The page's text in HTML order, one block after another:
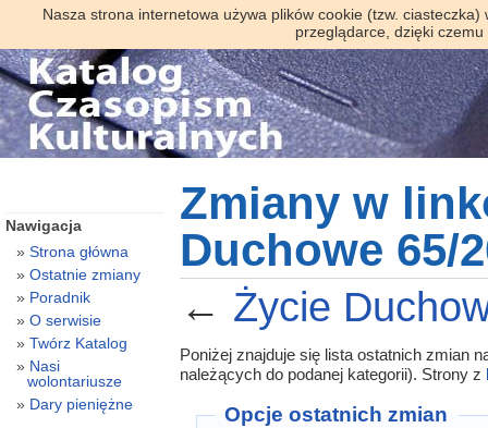
Nasza strona internetowa używa plików cookie (tzw.
przeglądarce, dzięki
Zmiany w
Duchowe 65/
← Życie
Poniżej znajduje się lista ostatnich zmian
należących do podanej kategorii). Strony z
Opcje ostatnich zmian
Nawigacja
Strona główna
Ostatnie zmiany
Poradnik
O serwisie
Twórz Katalog
Nasi
wolontariusze
Dary pieniężne